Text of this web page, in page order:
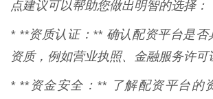
点建议可以帮助您做出明智的选择：
* **资质认证：** 确认配资平台是否
资质，例如营业执照、金融服务许可
* **资金安全：** 了解配资平台的